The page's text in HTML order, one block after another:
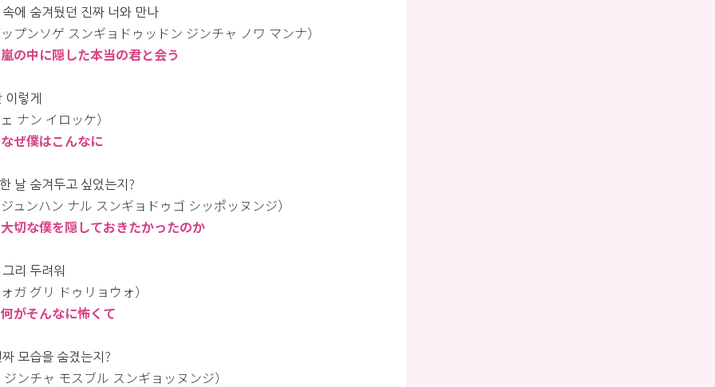
에 숨겨뒀던 진짜 너와 만나
ップンソゲ スンギョドゥッドン ジンチャ ノワ マンナ）
の中に隠した本当の君と会う
이렇게
ェ ナン イロッケ）
ぜ僕はこんなに
날 숨겨두고 싶었는지?
ジュンハン ナル スンギョドゥゴ シッポッヌンジ）
切な僕を隠しておきたかったのか
리 두려워
ォガ グリ ドゥリョウォ）
がそんなに怖くて
모습을 숨겼는지?
ジンチャ モスブル スンギョッヌンジ）